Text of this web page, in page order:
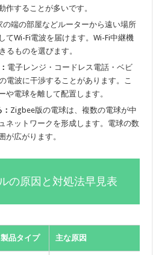
作することが多いです。
の端の部屋などルーターから遠い場所
てWi-Fi電波を届けます。Wi-Fi中継機
るものを選びます。
電子レンジ・コードレス電話・ベビ
電波に干渉することがあります。こ
や電球を離して配置します。
Zigbee版の電球は、複数の電球が中
ネットワークを形成します。電球の数
が広がります。
の原因と対処法早見表
製品タイプ 主な原因